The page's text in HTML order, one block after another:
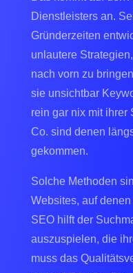
Dienstleisters an.
Gründerzeiten
unlautere
nach vorn zu
sie unsichtbar
rein gar nix mit ihrer
Co. sind denen
gekommen.
Solche Methoden
Websites, auf
SEO hilft der
auszuspielen, die
muss das